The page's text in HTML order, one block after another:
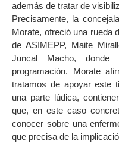
además de tratar de
Precisamente, la
Morate, ofreció una rueda
de ASIMEPP, Maite
Juncal Macho,
programación. Morate
tratamos de apoyar este
una parte lúdica,
que, en este caso
conocer sobre una
que precisa de la